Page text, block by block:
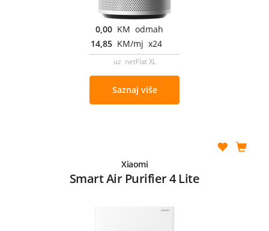
0,00 KM odmah
14,85 KM/mj x24
uz netFlat XL
Saznaj više
Xiaomi
Smart Air Purifier 4 Lite